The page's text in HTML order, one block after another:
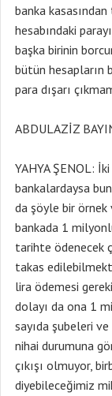
banka
hesabındaki
başka birinin
bütün hesapların
para dışarı
ABDULAZİZ
YAHYA ŞENOL:
bankalardaysa
da şöyle bir örnek
bankada 1
tarihte ödenecek
takas
lira ödemesi
dolayı da ona 1
sayıda şubeleri
nihai durumuna
çıkışı olmuyor,
diyebileceğimiz